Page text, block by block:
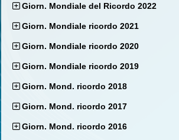
Giorn. Mondiale del Ricordo 2022
Giorn. Mondiale ricordo 2021
Giorn. Mondiale ricordo 2020
Giorn. Mondiale ricordo 2019
Giorn. Mond. ricordo 2018
Giorn. Mond. ricordo 2017
Giorn. Mond. ricordo 2016